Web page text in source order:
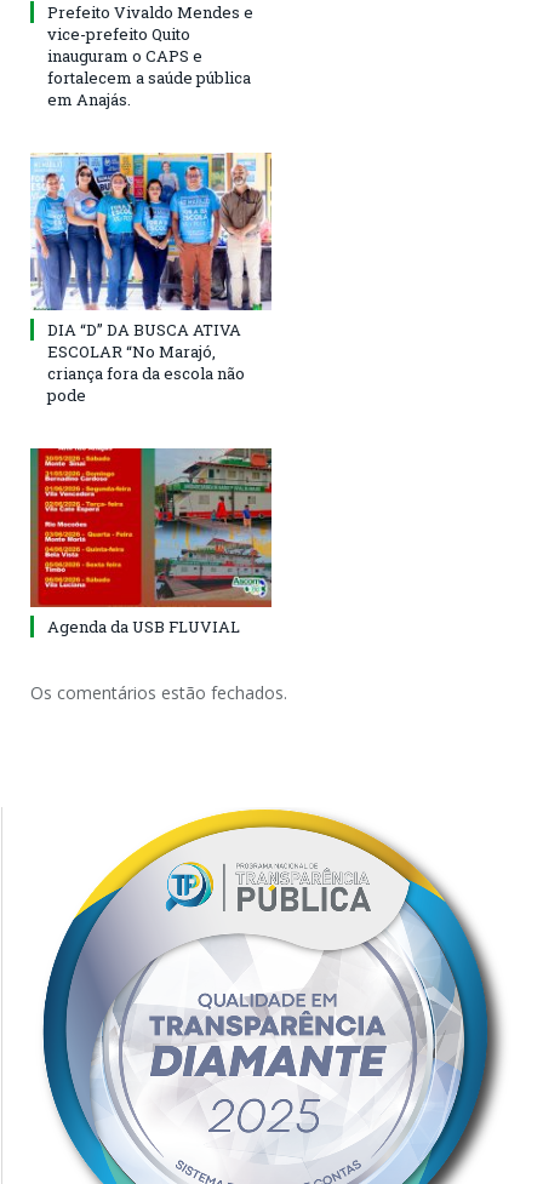
Prefeito Vivaldo Mendes e
vice-prefeito Quito
inauguram o CAPS e
fortalecem a saúde pública
em Anajás.
DIA “D” DA BUSCA ATIVA
ESCOLAR “No Marajó,
criança fora da escola não
pode
Agenda da USB FLUVIAL
Os comentários estão fechados.